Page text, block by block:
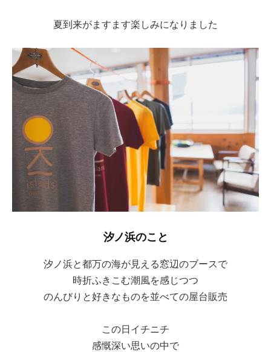
夏到来がますます楽しみになりました
汐ノ浜のこと
汐ノ浜と都万の海が見える窓辺のブースで
時折ふきこむ潮風を感じつつ
のんびりと好きなものを並べての屋台販売
この日イチニチ
感慨深い思いの中で